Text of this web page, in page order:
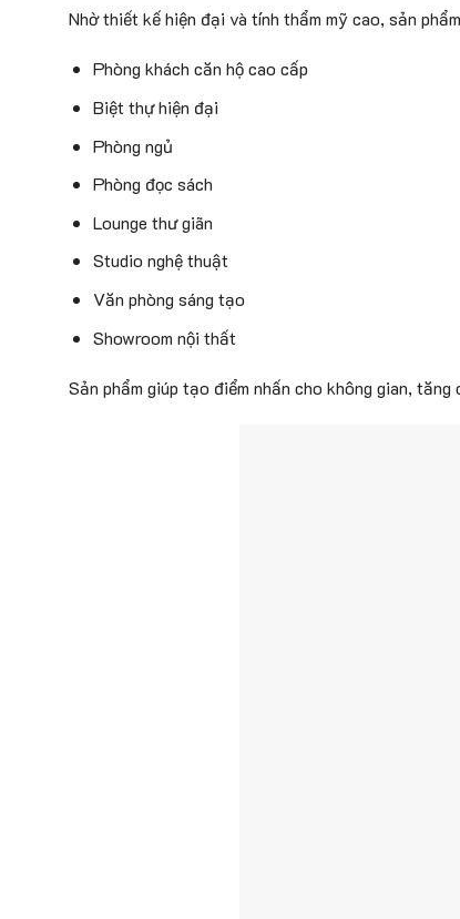
Nhờ thiết kế hiện đại và tính thẩm mỹ cao, sản
Phòng khách căn hộ cao cấp
Biệt thự hiện đại
Phòng ngủ
Phòng đọc sách
Lounge thư giãn
Studio nghệ thuật
Văn phòng sáng tạo
Showroom nội thất
Sản phẩm giúp tạo điểm nhấn cho không gian,